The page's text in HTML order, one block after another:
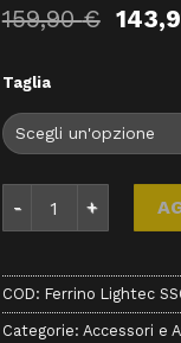
159,90€ Il
prezzo
Taglia
COD: Ferrino Lightec
Categorie: Accessori e